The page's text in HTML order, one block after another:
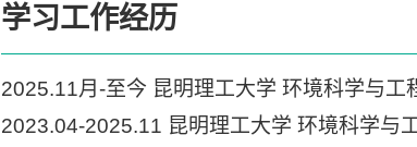
学习工作经历
2025.11月-至今 昆明理工大学 环境科学与工
2023.04-2025.11 昆明理工大学 环境科学与